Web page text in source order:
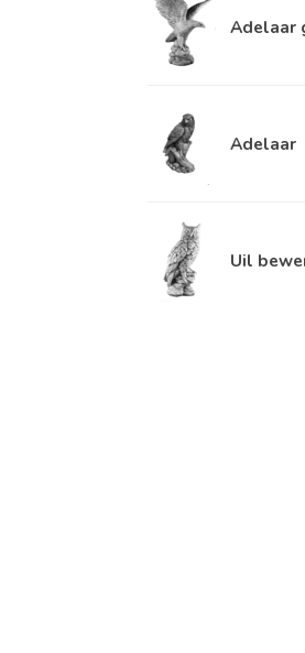
Adelaar
Adelaar
Uil